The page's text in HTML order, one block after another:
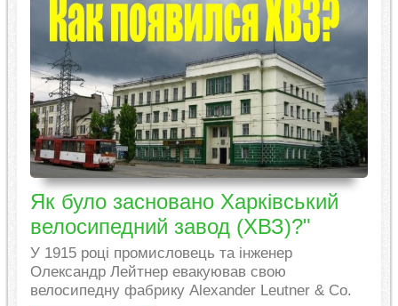
Як було засновано Харківський
велосипедний завод (ХВЗ)?"
У 1915 році промисловець та інженер
Олександр Лейтнер евакуював свою
велосипедну фабрику Alexander Leutner & Co.